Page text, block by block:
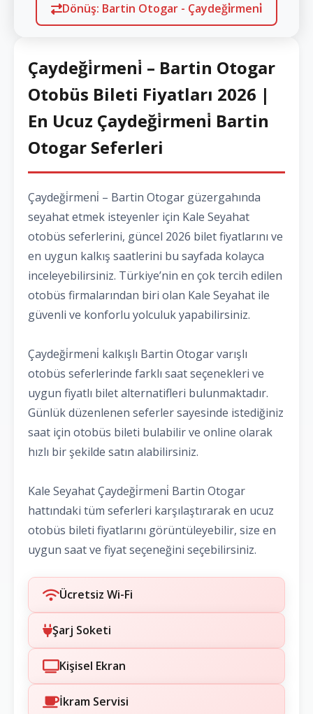
Dönüş: Bartin Otogar - Çaydeği̇rmeni̇
Çaydeği̇rmeni̇ – Bartin Otogar
Otobüs Bileti Fiyatları 2026 |
En Ucuz Çaydeği̇rmeni̇ Bartin
Otogar Seferleri
Çaydeği̇rmeni̇ – Bartin Otogar güzergahında
seyahat etmek isteyenler için Kale Seyahat
otobüs seferlerini, güncel 2026 bilet fiyatlarını ve
en uygun kalkış saatlerini bu sayfada kolayca
inceleyebilirsiniz. Türkiye’nin en çok tercih edilen
otobüs firmalarından biri olan Kale Seyahat ile
güvenli ve konforlu yolculuk yapabilirsiniz.
Çaydeği̇rmeni̇ kalkışlı Bartin Otogar varışlı
otobüs seferlerinde farklı saat seçenekleri ve
uygun fiyatlı bilet alternatifleri bulunmaktadır.
Günlük düzenlenen seferler sayesinde istediğiniz
saat için otobüs bileti bulabilir ve online olarak
hızlı bir şekilde satın alabilirsiniz.
Kale Seyahat Çaydeği̇rmeni̇ Bartin Otogar
hattındaki tüm seferleri karşılaştırarak en ucuz
otobüs bileti fiyatlarını görüntüleyebilir, size en
uygun saat ve fiyat seçeneğini seçebilirsiniz.
Ücretsiz Wi-Fi
Şarj Soketi
Kişisel Ekran
İkram Servisi